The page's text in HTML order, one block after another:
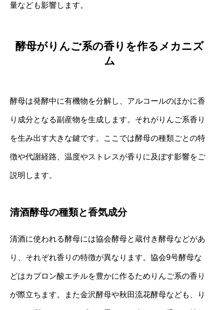
量なども影響します。
酵母がりんご系の香りを作るメカニズ
ム
酵母は発酵中に有機物を分解し、アルコールのほかに香
り成分となる副産物を生成します。それがりんご系香り
を生み出す大きな鍵です。ここでは酵母の種類ごとの特
徴や代謝経路、温度やストレスが香りに及ぼす影響をご
説明します。
清酒酵母の種類と香気成分
清酒に使われる酵母には協会酵母と蔵付き酵母などがあ
り、それぞれ香りの特徴が異なります。協会9号酵母な
どはカプロン酸エチルを豊かに作るためりんご系の香り
が際立ちます。また金沢酵母や秋田流花酵母なども、り